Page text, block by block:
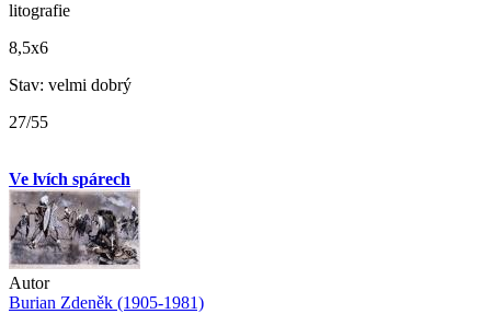
litografie
8,5x6
Stav: velmi dobrý
27/55
Ve lvích spárech
Autor
Burian Zdeněk (1905-1981)